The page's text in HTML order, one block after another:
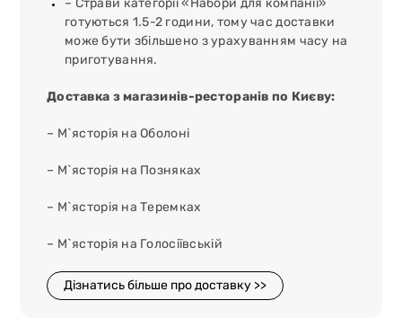
готуються 1.5-2 години, тому час доставки
може бути збільшено з урахуванням часу на
приготування.
Доставка з магазинів-ресторанів по Києву:
– М`ясторія на Оболоні
– М`ясторія на Позняках
– М`ясторія на Теремках
– М`ясторія на Голосіївській
Дізнатись більше про доставку >>